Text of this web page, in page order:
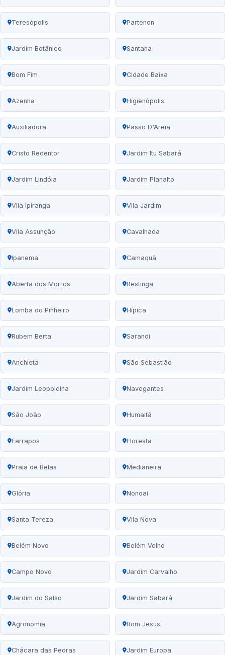
Teresópolis Partenon
Jardim Botânico Santana
Bom Fim Cidade Baixa
Azenha Higienópolis
Auxiliadora Passo D'Areia
Cristo Redentor Jardim Itu Sabará
Jardim Lindóia Jardim Planalto
Vila Ipiranga Vila Jardim
Vila Assunção Cavalhada
Ipanema Camaquã
Aberta dos Morros Restinga
Lomba do Pinheiro Hípica
Rubem Berta Sarandi
Anchieta São Sebastião
Jardim Leopoldina Navegantes
São João Humaitá
Farrapos Floresta
Praia de Belas Medianeira
Glória Nonoai
Santa Tereza Vila Nova
Belém Novo Belém Velho
Campo Novo Jardim Carvalho
Jardim do Salso Jardim Sabará
Agronomia Bom Jesus
Chácara das Pedras Jardim Europa